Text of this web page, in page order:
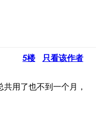
5楼 只看该作者
用了也不到一个月，